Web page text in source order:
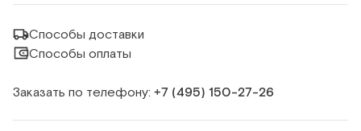
Способы доставки
Способы оплаты
Заказать по телефону: +7 (495) 150‑27‑26